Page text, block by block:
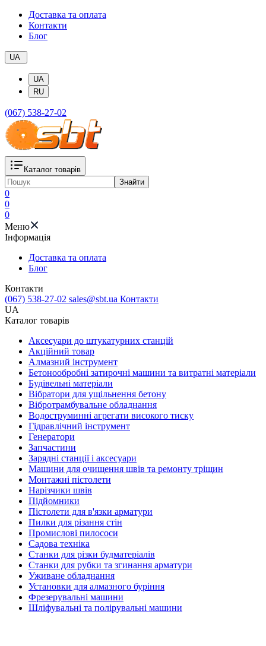
Доставка та оплата
Контакти
Блог
UA
UA
RU
(067) 538-27-02
Каталог товарів
Знайти
0
0
0
Меню
Iнформація
Доставка та оплата
Блог
Контакти
(067) 538-27-02 sales@sbt.ua Контакти
UA
Каталог товарів
Аксесуари до штукатурних станцій
Акційний товар
Алмазний інструмент
Бетонообробні затирочні машини та витратні матеріали
Будівельні матеріали
Вібратори для ущільнення бетону
Вібротрамбувальне обладнання
Водоструминні агрегати високого тиску
Гідравлічний інструмент
Генератори
Запчастини
Зарядні станції і аксесуари
Машини для очищення швів та ремонту тріщин
Монтажні пістолети
Нарізчики швів
Підйомники
Пістолети для в'язки арматури
Пилки для різання стін
Промислові пилососи
Садова техніка
Станки для різки будматеріалів
Станки для рубки та згинання арматури
Уживане обладнання
Установки для алмазного буріння
Фрезерувальні машини
Шліфувальні та полірувальні машини